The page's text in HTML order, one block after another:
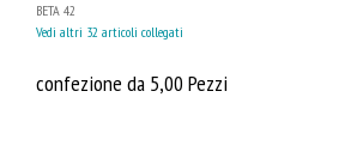
BETA 42
Vedi altri 32 articoli collegati
confezione da 5,00 Pezzi